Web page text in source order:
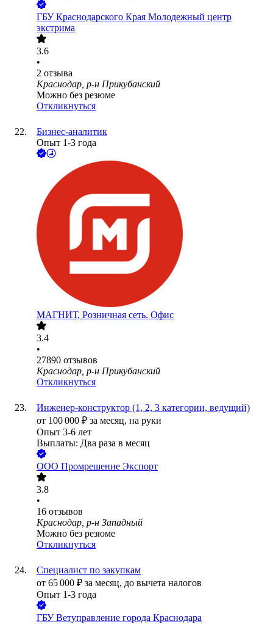
ГБУ Краснодарского Края Молодежный центр
экстрима
3.6
•
2 отзыва
Краснодар, р-н Прикубанский
Можно без резюме
Откликнуться
Бизнес-аналитик
Опыт 1-3 года
МАГНИТ, Розничная сеть. Офис
3.4
•
27890 отзывов
Краснодар, р-н Прикубанский
Откликнуться
Инженер-конструктор (1, 2, 3 категории, ведущий)
от 100 000 ₽ за месяц, на руки
Опыт 3-6 лет
Выплаты: Два раза в месяц
ООО Промрешение Экспорт
3.8
•
16 отзывов
Краснодар, р-н Западный
Можно без резюме
Откликнуться
Специалист по закупкам
от 65 000 ₽ за месяц, до вычета налогов
Опыт 1-3 года
ГБУ Ветуправление города Краснодара